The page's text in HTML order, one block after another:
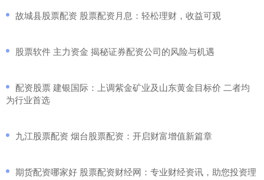
​故城县股票配资 股票配资月息：轻松理财，收益可观
​股票软件 主力资金 揭秘证券配资公司的风险与机遇
​配资股票 建银国际：上调紫金矿业及山东黄金目标价 二者均
为行业首选
​九江股票配资 烟台股票配资：开启财富增值新篇章
​期货配资哪家好 股票配资财经网：专业财经资讯，助您投资理